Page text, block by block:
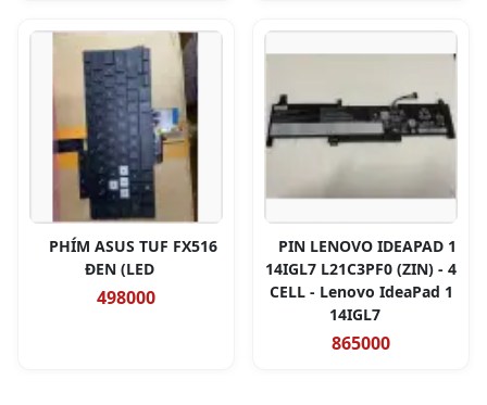
PHÍM ASUS TUF FX516
ĐEN (LED
498000
PIN LENOVO IDEAPAD 1
14IGL7 L21C3PF0 (ZIN) - 4
CELL - Lenovo IdeaPad 1
14IGL7
865000